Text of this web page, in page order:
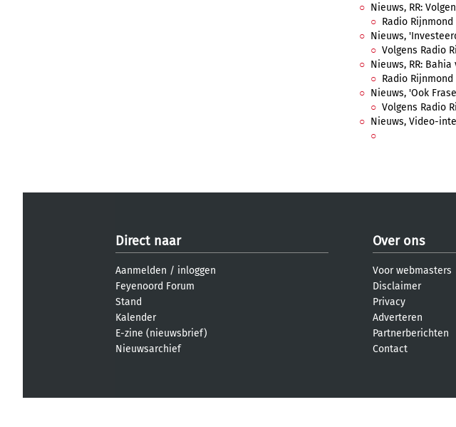
Nieuws, RR:
Radio
Nieuws,
Volgens Radio
Nieuws, RR:
Radio
Nieuws, 'Ook
Volgens Radio
Nieuws, Video-
Direct naar
Aanmelden / inloggen
Feyenoord Forum
Stand
Kalender
E-zine (nieuwsbrief)
Nieuwsarchief
Over ons
Voor webmasters
Disclaimer
Privacy
Adverteren
Partnerberichten
Contact